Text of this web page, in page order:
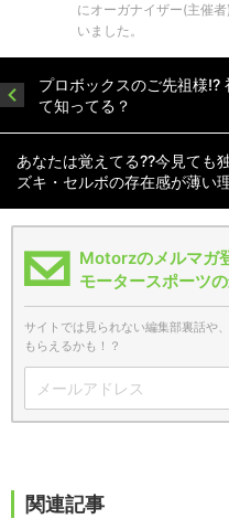
にオーガナイザー(主催
いました。
プロボックスのご先祖様!?
て知ってる？
あなたは覚えてる??今見ても
ズキ・セルボの存在感が薄い
Motorzのメルマガ
モータースポーツ
サイトでは見られない編集部裏話や
もらえるかも！？
関連記事